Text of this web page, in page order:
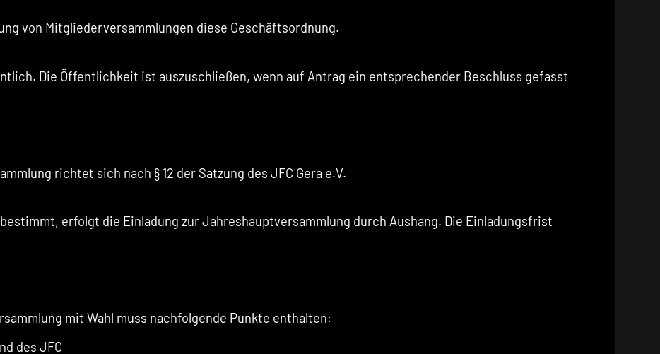
von Mitgliederversammlungen diese Geschäftsordnung.
Die Öffentlichkeit ist auszuschließen, wenn auf Antrag ein entsprechender Beschluss gefasst
richtet sich nach § 12 der Satzung des JFC Gera e.V.
erfolgt die Einladung zur Jahreshauptversammlung durch Aushang. Die Einladungsfrist
mit Wahl muss nachfolgende Punkte enthalten:
des JFC